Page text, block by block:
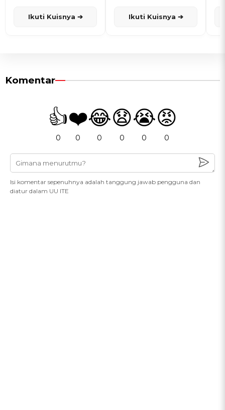
Ikuti Kuisnya ➔ Ikuti Kuisnya ➔
Komentar
👍
0
❤️
0
😂
0
😧
0
😭
0
😡
0
Isi komentar sepenuhnya adalah tanggung jawab pengguna dan
diatur dalam UU ITE